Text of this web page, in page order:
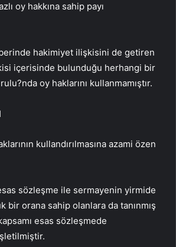
oy hakkına sahip payı
hakimiyet ilişkisini de getiren
içerisinde bulunduğu herhangi bir
oy haklarını kullanmamıştır.
kullandırılmasına azami özen
sözleşme ile sermayenin yirmide
bir orana sahip olanlara da tanınmış
esas sözleşmede